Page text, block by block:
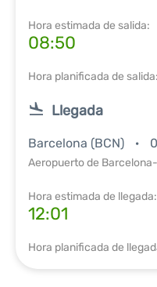
Hora estimada de salida:
08:50
Hora planificada de
Llegada
Barcelona (BCN)
Aeropuerto de
Hora estimada de llegada:
12:01
Hora planificada de